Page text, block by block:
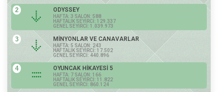
2 ODYSSEY
HAFTA: 3 SALON: 588
HAFTALIK SEYİRCİ: 129.337
GENEL SEYİRCİ: 1.039.973
3 MİNYONLAR VE CANAVARLAR
HAFTA: 5 SALON: 243
HAFTALIK SEYİRCİ: 17.502
GENEL SEYİRCİ: 440.896
4 OYUNCAK HİKAYESİ 5
HAFTA: 7 SALON: 166
HAFTALIK SEYİRCİ: 11.822
GENEL SEYİRCİ: 860.124